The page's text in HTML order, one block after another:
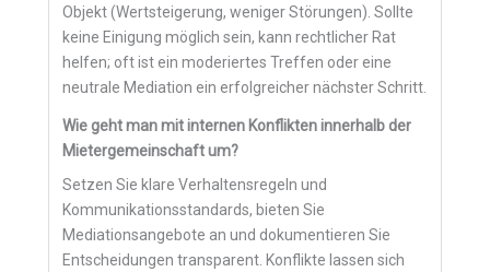
Objekt (Wertsteigerung, weniger Störungen). Sollte
keine Einigung möglich sein, kann rechtlicher Rat
helfen; oft ist ein moderiertes Treffen oder eine
neutrale Mediation ein erfolgreicher nächster Schritt.
Wie geht man mit internen Konflikten innerhalb der
Mietergemeinschaft um?
Setzen Sie klare Verhaltensregeln und
Kommunikationsstandards, bieten Sie
Mediationsangebote an und dokumentieren Sie
Entscheidungen transparent. Konflikte lassen sich